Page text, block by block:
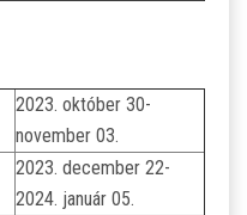
2023. október 30-
november 03.
2023. december 22-
2024. január 05.